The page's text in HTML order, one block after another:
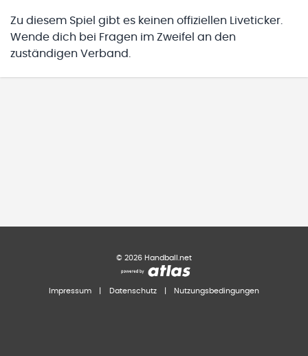
Zu diesem Spiel gibt es keinen offiziellen Liveticker.
Wende dich bei Fragen im Zweifel an den
zuständigen Verband.
© 2026 Handball.net
Impressum Datenschutz Nutzungsbedingungen